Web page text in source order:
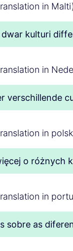
in
kulturi
in
verschillende
in
o różnych
in
sobre as